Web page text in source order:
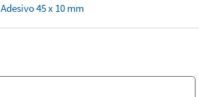
Adesivo 45 x 10 mm